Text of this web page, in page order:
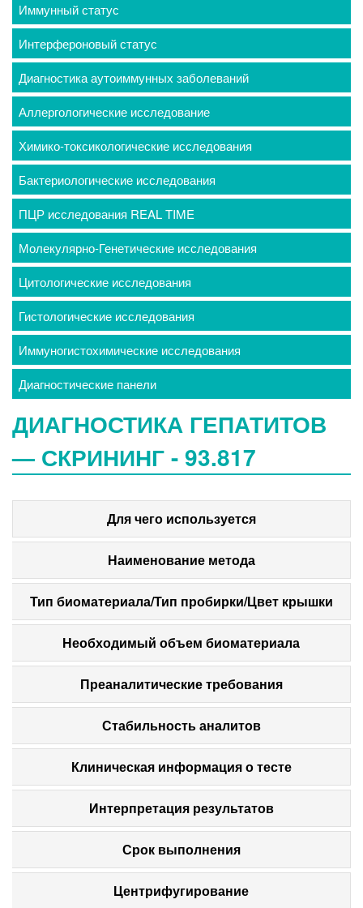
Иммунный статус
Интерфероновый статус
Диагностика аутоиммунных заболеваний
Аллергологические исследование
Химико-токсикологические исследования
Бактериологические исследования
ПЦР исследования REAL TIME
Молекулярно-Генетические исследования
Цитологические исследования
Гистологические исследования
Иммуногистохимические исследования
Диагностические панели
ДИАГНОСТИКА ГЕПАТИТОВ
— СКРИНИНГ - 93.817
Для чего используется
Наименование метода
Тип биоматериала/Тип пробирки/Цвет крышки
Необходимый объем биоматериала
Преаналитические требования
Стабильность аналитов
Клиническая информация о тесте
Интерпретация результатов
Срок выполнения
Центрифугирование